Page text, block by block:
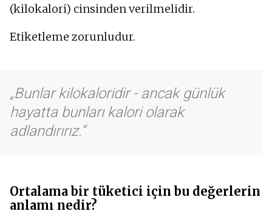
(kilokalori) cinsinden verilmelidir.
Etiketleme zorunludur.
Bunlar kilokaloridir - ancak günlük
hayatta bunları kalori olarak
adlandırırız.
Ortalama bir tüketici için bu değerlerin
anlamı nedir?